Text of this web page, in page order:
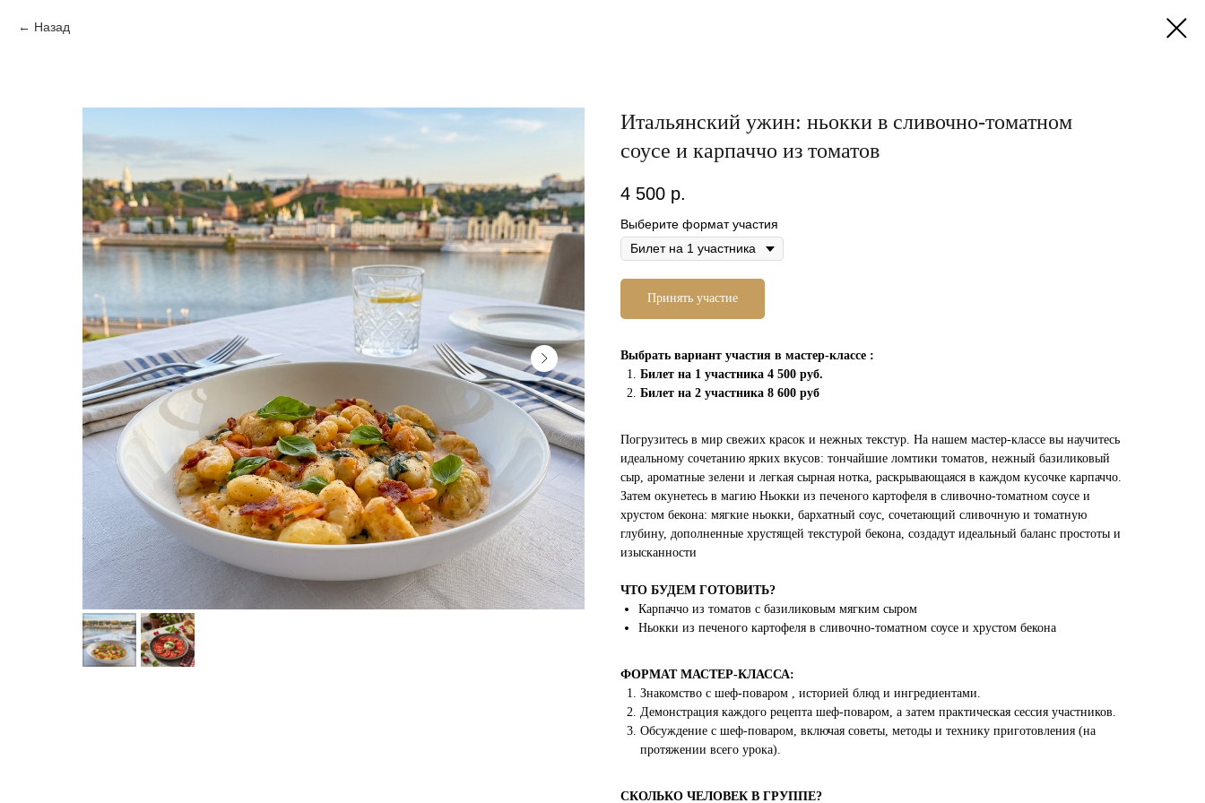
Назад
Итальянский ужин: ньокки в сливочно-томатном
соусе и карпаччо из томатов
4 500 р.
Выберите формат участия
Принять участие
Выбрать вариант участия в мастер-классе :
Билет на 1 участника 4 500 руб.
Билет на 2 участника 8 600 руб
Погрузитесь в мир свежих красок и нежных текстур. На нашем мастер-классе вы научитесь
идеальному сочетанию ярких вкусов: тончайшие ломтики томатов, нежный базиликовый
сыр, ароматные зелени и легкая сырная нотка, раскрывающаяся в каждом кусочке карпаччо.
Затем окунетесь в магию Ньокки из печеного картофеля в сливочно-томатном соусе и
хрустом бекона: мягкие ньокки, бархатный соус, сочетающий сливочную и томатную
глубину, дополненные хрустящей текстурой бекона, создадут идеальный баланс простоты и
изысканности
ЧТО БУДЕМ ГОТОВИТЬ?
Карпаччо из томатов с базиликовым мягким сыром
Ньокки из печеного картофеля в сливочно-томатном соусе и хрустом бекона
ФОРМАТ МАСТЕР-КЛАССА:
Знакомство с шеф-поваром , историей блюд и ингредиентами.
Демонстрация каждого рецепта шеф-поваром, а затем практическая сессия участников.
Обсуждение с шеф-поваром, включая советы, методы и технику приготовления (на
протяжении всего урока).
СКОЛЬКО ЧЕЛОВЕК В ГРУППЕ?